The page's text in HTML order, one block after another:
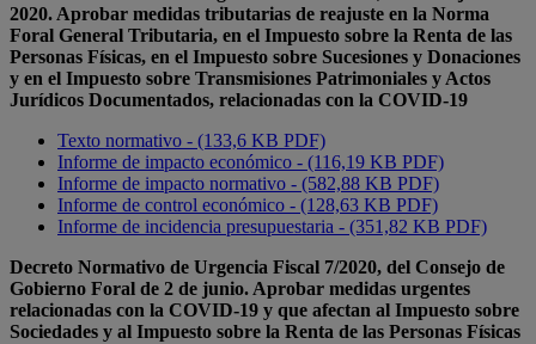
2020. Aprobar medidas tributarias de reajuste en la Norma
Foral General Tributaria, en el Impuesto sobre la Renta de las
Personas Físicas, en el Impuesto sobre Sucesiones y Donaciones
y en el Impuesto sobre Transmisiones Patrimoniales y Actos
Jurídicos Documentados, relacionadas con la COVID-19
Texto normativo - (133,6 KB PDF)
Informe de impacto económico - (116,19 KB PDF)
Informe de impacto normativo - (582,88 KB PDF)
Informe de control económico - (128,63 KB PDF)
Informe de incidencia presupuestaria - (351,82 KB PDF)
Decreto Normativo de Urgencia Fiscal 7/2020, del Consejo de
Gobierno Foral de 2 de junio. Aprobar medidas urgentes
relacionadas con la COVID-19 y que afectan al Impuesto sobre
Sociedades y al Impuesto sobre la Renta de las Personas Físicas